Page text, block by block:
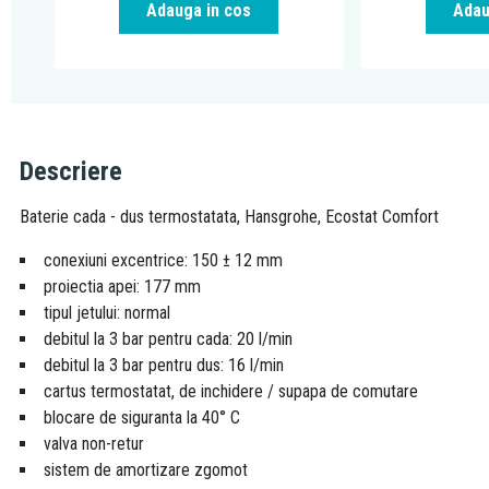
Adauga in cos
Descriere
Baterie cada - dus termostatata, Hansgrohe, Ecostat Comfort
conexiuni excentrice: 150 ± 12 mm
proiectia apei: 177 mm
tipul jetului: normal
debitul la 3 bar pentru cada: 20 l/min
debitul la 3 bar pentru dus: 16 l/min
cartus termostatat, de inchidere / supapa de comutare
blocare de siguranta la 40° C
valva non-retur
sistem de amortizare zgomot